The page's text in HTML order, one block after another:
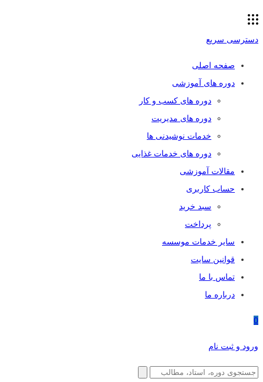
دسترسی سریع
صفحه اصلی
دوره های آموزشی
دوره های کسب و کار
دوره های مدیریت
خدمات نوشیدنی ها
دوره های خدمات غذایی
مقالات آموزشی
حساب کاربری
سبد خرید
پرداخت
سایر خدمات موسسه
قوانین سایت
تماس با ما
درباره ما
0
ورود و ثبت نام